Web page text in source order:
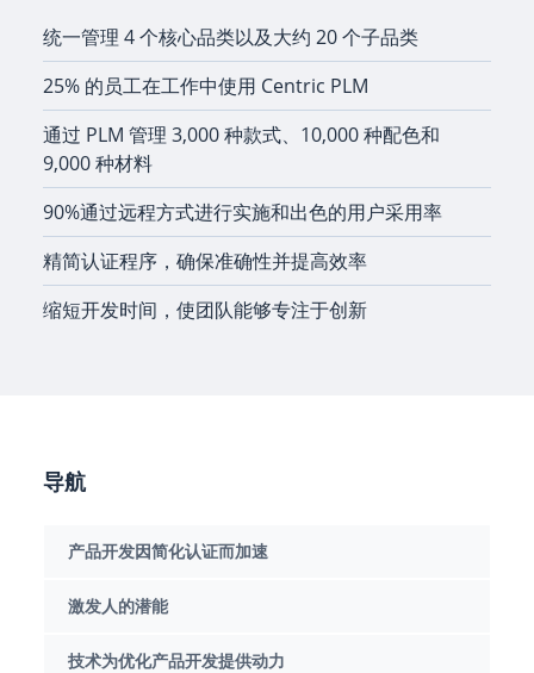
统一管理 4 个核心品类以及大约 20 个子品类
25% 的员工在工作中使用 Centric PLM
通过 PLM 管理 3,000 种款式、10,000 种配色和
9,000 种材料
90%通过远程方式进行实施和出色的用户采用率
精简认证程序，确保准确性并提高效率
缩短开发时间，使团队能够专注于创新
导航
产品开发因简化认证而加速
激发人的潜能
技术为优化产品开发提供动力